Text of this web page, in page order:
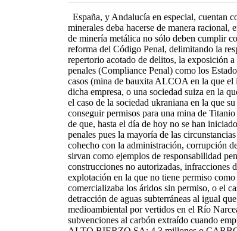
ok
In A
pp
España, y Andalucía en especial, cuentan
minerales deba hacerse de manera
de minería metálica no sólo deben cumplir
reforma del Código Penal, delimitando la
repertorio acotado de delitos, la exposición
penales (Compliance Penal) como los
casos (mina de bauxita ALCOA en la que
dicha empresa, o una sociedad suiza en la
el caso de la sociedad ukraniana en la que
conseguir permisos para una mina de
de que, hasta el día de hoy no se han
penales pues la mayoría de las
cohecho con la administración, corrupción
sirvan como ejemplos de responsabilidad
construcciones no autorizadas, infracciones
explotación en la que no tiene permiso
comercializaba los áridos sin permiso, o el
detracción de aguas subterráneas al igual
medioambiental por vertidos en el Río
subvenciones al carbón extraído cuando